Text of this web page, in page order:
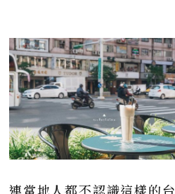
連當地人都不認識這樣的台